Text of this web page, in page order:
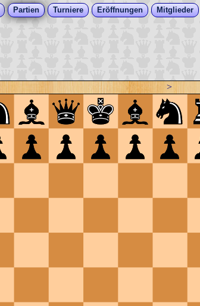
Partien Turniere Eröffnungen Mitglieder
>